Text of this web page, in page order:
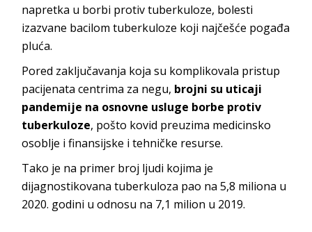
napretka u borbi protiv tuberkuloze, bolesti
izazvane bacilom tuberkuloze koji najčešće pogađa
pluća.
Pored zaključavanja koja su komplikovala pristup
pacijenata centrima za negu, brojni su uticaji
pandemije na osnovne usluge borbe protiv
tuberkuloze, pošto kovid preuzima medicinsko
osoblje i finansijske i tehničke resurse.
Tako je na primer broj ljudi kojima je
dijagnostikovana tuberkuloza pao na 5,8 miliona u
2020. godini u odnosu na 7,1 milion u 2019.